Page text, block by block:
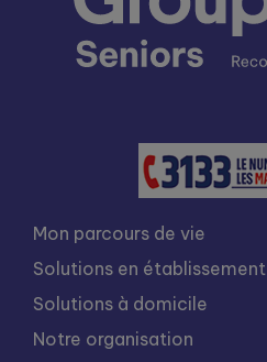
Mon parcours de vie
Solutions en établissement
Solutions à domicile
Notre organisation